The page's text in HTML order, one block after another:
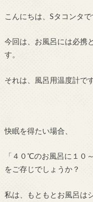
こんにちは、Sタコンタで
今回は、お風呂には必携
す。
それは、風呂用温度計です
快眠を得たい場合、
「４０℃のお風呂に１０
をご存じでしょうか？
私は、もともとお風呂は